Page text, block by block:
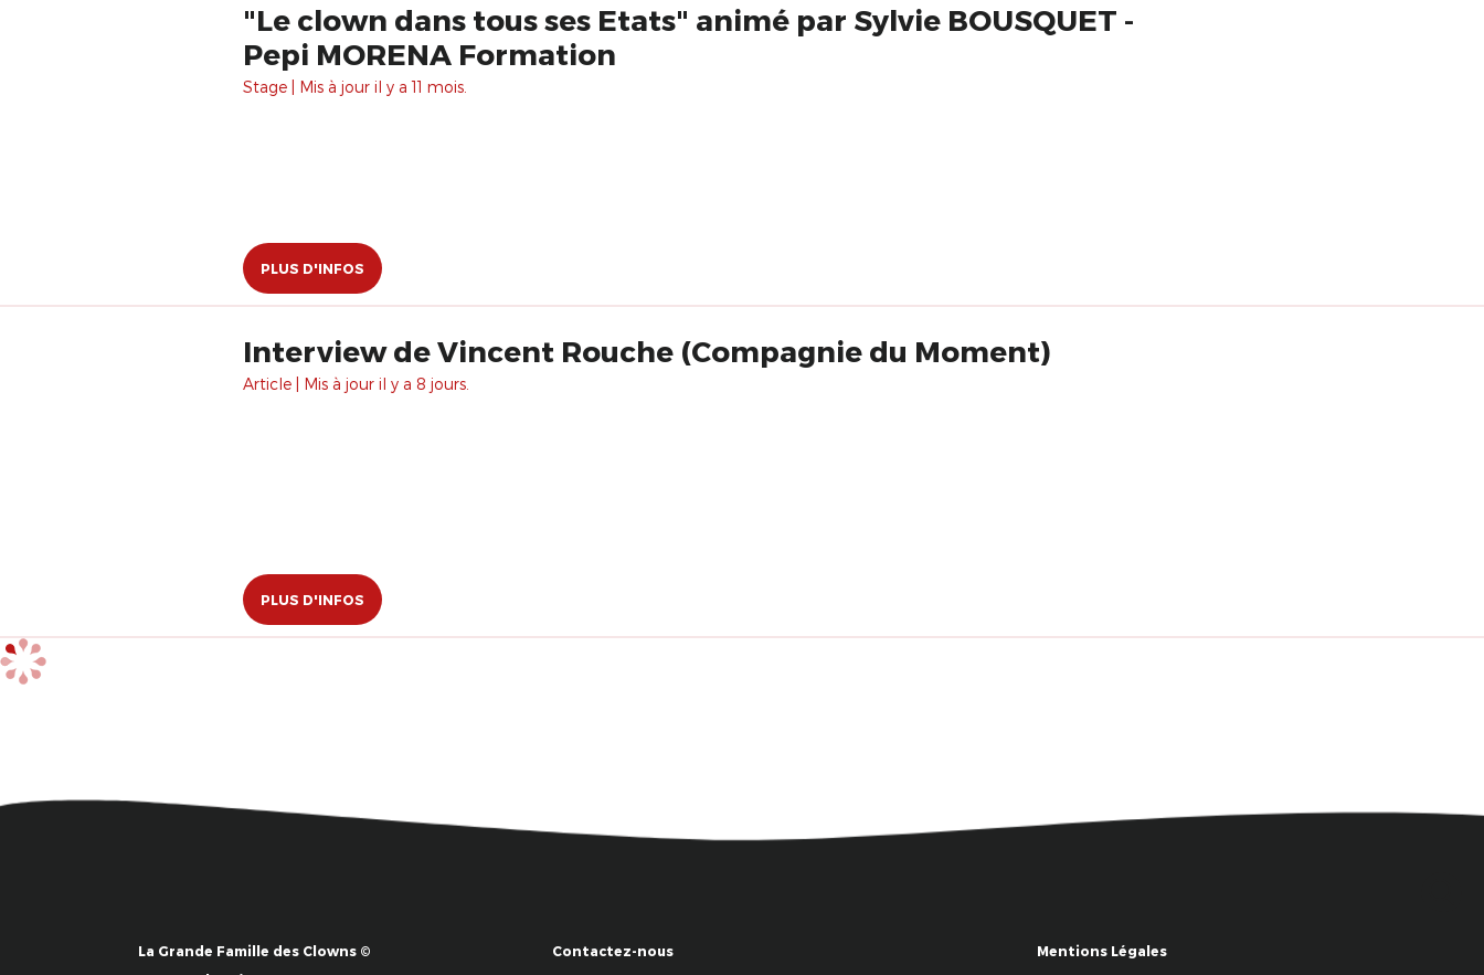
"Le clown dans tous ses Etats" animé par Sylvie BOUSQUET -
Pepi MORENA Formation
Stage | Mis à jour il y a 11 mois.
PLUS D'INFOS
Interview de Vincent Rouche (Compagnie du Moment)
Article | Mis à jour il y a 8 jours.
PLUS D'INFOS
La Grande Famille des Clowns ©
Contactez-nous Mentions Légales